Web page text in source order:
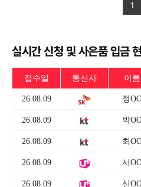
1
실시간 신청 및 사은품 입금